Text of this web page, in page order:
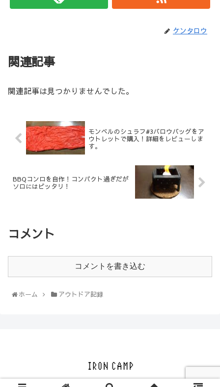
ケンタロウ
関連記事
関連記事は見つかりませんでした。
モンベルのシュラフ#3バロウバッグをア
ウトレットで購入！詳細をレビューしま
す。
BBQコンロを自作！コンパクト過ぎだが
ソロにはピッタリ！
コメント
コメントを書き込む
ホーム アウトドア記録